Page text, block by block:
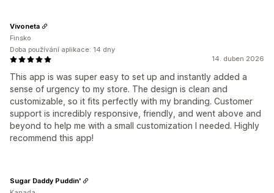
14. duben 2026
This app is was super easy to set up and instantly added a
sense of urgency to my store. The design is clean and
customizable, so it fits perfectly with my branding. Customer
support is incredibly responsive, friendly, and went above and
beyond to help me with a small customization I needed. Highly
recommend this app!
Vivoneta
Finsko
Doba používání aplikace: 14 dny
Sugar Daddy Puddin'